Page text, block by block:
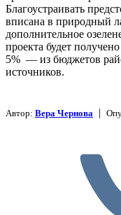
Благоустраивать
вписана в природный
дополнительное
проекта будет
5% — из бюджетов
источников.
Автор: Вера Чернова |